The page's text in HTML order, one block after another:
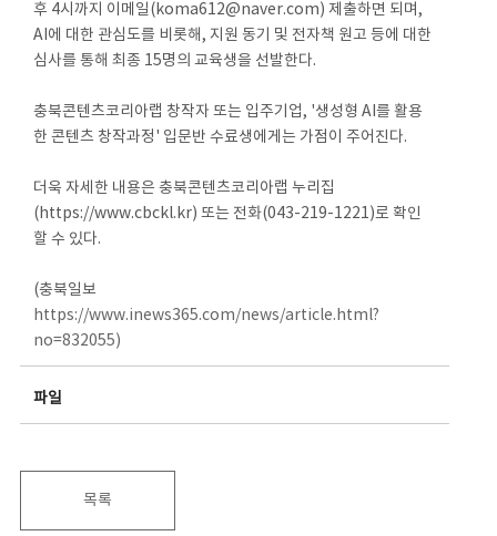
후 4시까지 이메일(koma612@naver.com) 제출하면 되며,
AI에 대한 관심도를 비롯해, 지원 동기 및 전자책 원고 등에 대한
심사를 통해 최종 15명의 교육생을 선발한다.
충북콘텐츠코리아랩 창작자 또는 입주기업, '생성형 AI를 활용
한 콘텐츠 창작과정' 입문반 수료생에게는 가점이 주어진다.
더욱 자세한 내용은 충북콘텐츠코리아랩 누리집
(https://www.cbckl.kr) 또는 전화(043-219-1221)로 확인
할 수 있다.
(충북일보
https://www.inews365.com/news/article.html?
no=832055)
파일
목록